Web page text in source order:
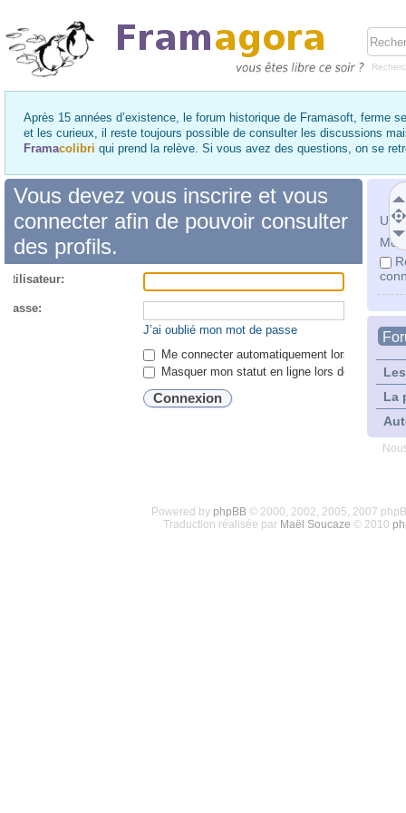
Après 15 années d’existence, le forum historique de Framasoft, ferme
et les curieux, il reste toujours possible de consulter les discussions
Framacolibri qui prend la relève. Si vous avez des questions, on se
Mot
La
Vous devez vous inscrire et vous
connecter afin de pouvoir consulter
des profils.
passe:
J’ai oublié mon mot de passe
Me connecter automatiquement lors de
Masquer mon statut en ligne lors de cette
Powered by phpBB© 2000, 2002, 2005, 2007
Traduction réalisée par Maël Soucaze © 2010